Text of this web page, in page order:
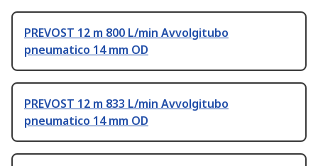
PREVOST 12 m 800 L/min Avvolgitubo
pneumatico 14 mm OD
PREVOST 12 m 833 L/min Avvolgitubo
pneumatico 14 mm OD